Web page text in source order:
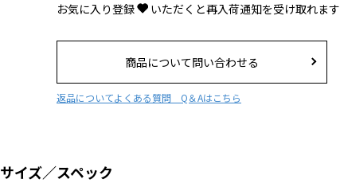
お気に入り登録 いただくと再入荷通知を受け取れます
商品について問い合わせる
返品についてよくある質問 Q＆Aはこちら
サイズ／スペック